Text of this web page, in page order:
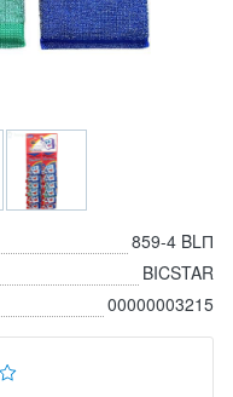
859-4 BLП
BICSTAR
00000003215